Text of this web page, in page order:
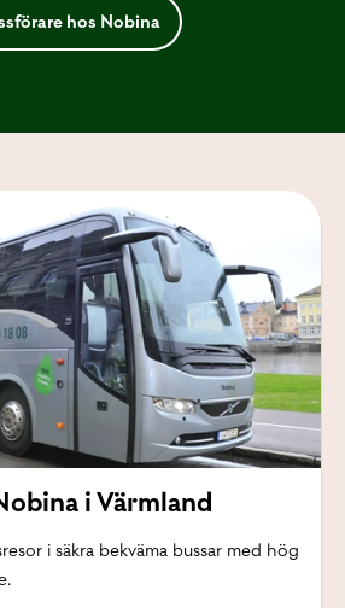
hos Nobina
i Värmland
i säkra bekväma bussar med hög